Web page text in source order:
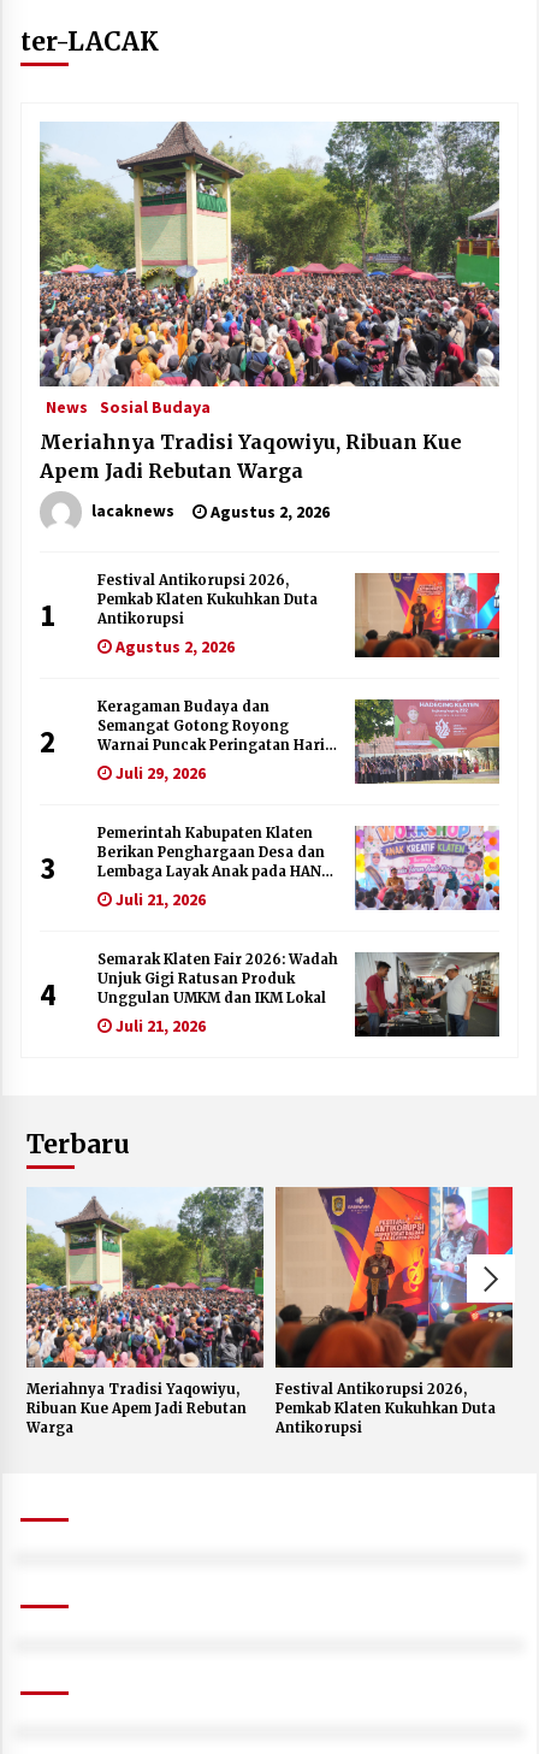
ter-LACAK
News Sosial Budaya
Meriahnya Tradisi Yaqowiyu, Ribuan Kue
Apem Jadi Rebutan Warga
lacaknews Agustus 2, 2026
1
Festival Antikorupsi 2026,
Pemkab Klaten Kukuhkan Duta
Antikorupsi
Agustus 2, 2026
2
Keragaman Budaya dan
Semangat Gotong Royong
Warnai Puncak Peringatan Hari
Jadi Klaten ke-222
Juli 29, 2026
3
Pemerintah Kabupaten Klaten
Berikan Penghargaan Desa dan
Lembaga Layak Anak pada HAN
2026Juli 21, 2026
4
Semarak Klaten Fair 2026: Wadah
Unjuk Gigi Ratusan Produk
Unggulan UMKM dan IKM Lokal
Juli 21, 2026
Terbaru
Meriahnya Tradisi Yaqowiyu,
Ribuan Kue Apem Jadi Rebutan
Warga
Festival Antikorupsi 2026,
Pemkab Klaten Kukuhkan Duta
Antikorupsi